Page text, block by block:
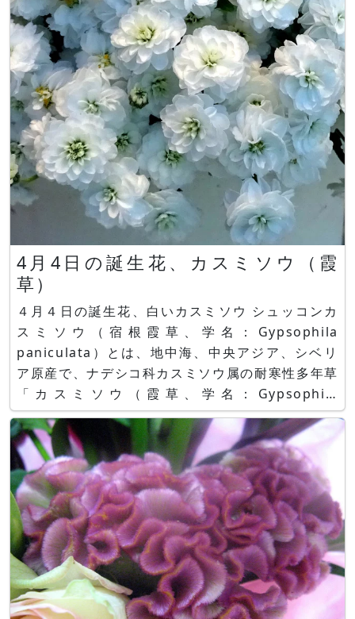
採などの時に逸早く生育するパイオニア植物と知ら
れます。 タケニグサ、花名の由来 漢字は、竹と一
緒に似ると竹が柔らかくな
4月4日の誕生花、カスミソウ（霞
草）
４月４日の誕生花、白いカスミソウ シュッコンカ
スミソウ（宿根霞草、学名：Gypsophila
paniculata）とは、地中海、中央アジア、シベリ
ア原産で、ナデシコ科カスミソウ属の耐寒性多年草
「カスミソウ（霞草、学名：Gypsophila
spp.）」の一品種です。 別名で、ジプソフィラ・
パニクラタス(G. paniculata)、コゴメナデシコ、
ハナイトナデシコ（花糸撫子）、ベビーズブレス（